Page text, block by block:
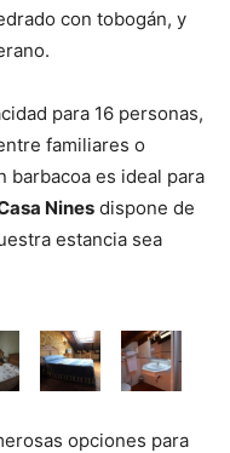
con tobogán, y
para 16 personas,
familiares o
barbacoa es ideal para
Nines dispone de
estancia sea
opciones para